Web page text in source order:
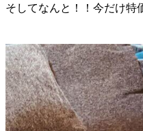
そしてなんと！！今だけ特